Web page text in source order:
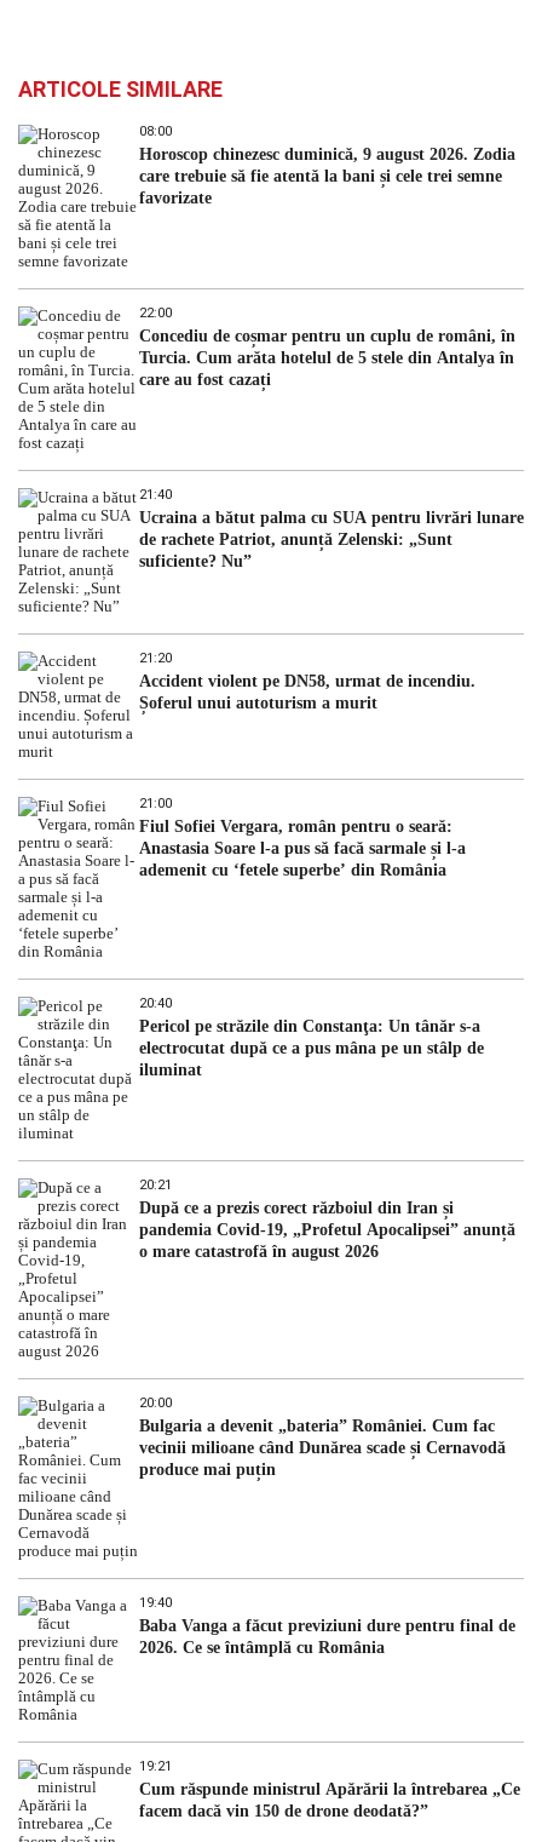
ARTICOLE SIMILARE
08:00
Horoscop chinezesc duminică, 9 august 2026. Zodia
care trebuie să fie atentă la bani și cele trei semne
favorizate
22:00
Concediu de coșmar pentru un cuplu de români, în
Turcia. Cum arăta hotelul de 5 stele din Antalya în
care au fost cazați
21:40
Ucraina a bătut palma cu SUA pentru livrări lunare
de rachete Patriot, anunță Zelenski: „Sunt
suficiente? Nu”
21:20
Accident violent pe DN58, urmat de incendiu.
Șoferul unui autoturism a murit
21:00
Fiul Sofiei Vergara, român pentru o seară:
Anastasia Soare l-a pus să facă sarmale și l-a
ademenit cu ‘fetele superbe’ din România
20:40
Pericol pe străzile din Constanţa: Un tânăr s-a
electrocutat după ce a pus mâna pe un stâlp de
iluminat
20:21
După ce a prezis corect războiul din Iran și
pandemia Covid-19, „Profetul Apocalipsei” anunță
o mare catastrofă în august 2026
20:00
Bulgaria a devenit „bateria” României. Cum fac
vecinii milioane când Dunărea scade și Cernavodă
produce mai puțin
19:40
Baba Vanga a făcut previziuni dure pentru final de
2026. Ce se întâmplă cu România
19:21
Cum răspunde ministrul Apărării la întrebarea „Ce
facem dacă vin 150 de drone deodată?”